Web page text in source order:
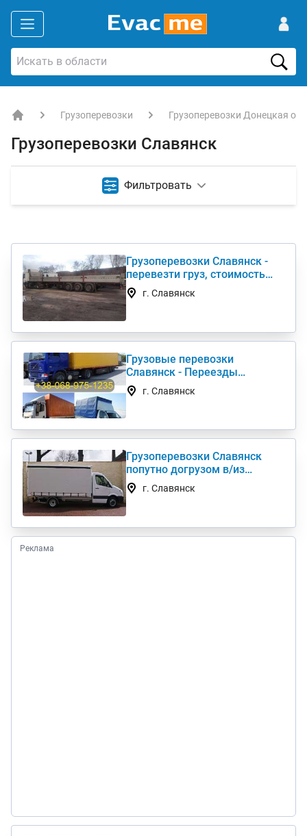
Грузоперевозки Грузоперевозки Донецкая
Грузоперевозки Славянск
Фильтровать
Грузоперевозки Славянск -
перевезти груз, стоимость
услуги недорого
г. Славянск
Грузовые перевозки
Славянск - Переезды
Грузчики Фура Газель
г. Славянск
Грузоперевозки Славянск
попутно догрузом в/из
Киев(а) по Украине (нал,б/н)
г. Славянск
Реклама